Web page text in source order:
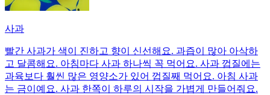
사과
빨간 사과가 색이 진하고 향이 신선해요. 과즙이 많아 아삭하
고 달콤해요. 아침마다 사과 하나씩 꼭 먹어요. 사과 껍질에는
과육보다 훨씬 많은 영양소가 있어 껍질째 먹어요. 아침 사과
는 금이예요. 사과 한쪽이 하루의 시작을 가볍게 만들어줘요.